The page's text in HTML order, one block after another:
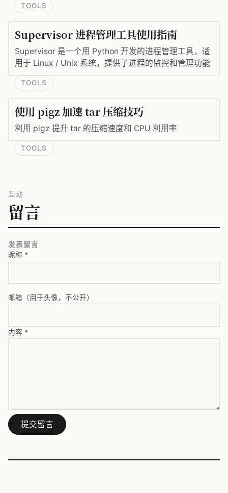
TOOLS
Supervisor 进程管理工具使用指南
Supervisor 是一个用 Python 开发的进程管理工具，适
用于 Linux / Unix 系统，提供了进程的监控和管理功能
TOOLS
使用 pigz 加速 tar 压缩技巧
利用 pigz 提升 tar 的压缩速度和 CPU 利用率
TOOLS
互动
留言
发表留言
昵称 *
邮箱（用于头像，不公开）
内容 *
提交留言